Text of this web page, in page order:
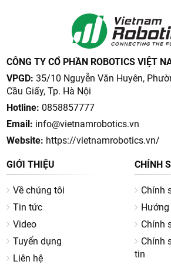
CÔNG TY CỔ PHẦN ROBOTICS VIỆT
VPGD: 35/10 Nguyễn Văn Huyên,
Cầu Giấy, Tp. Hà Nội
Hotline: 0858857777
Email: info@vietnamrobotics.vn
Website: https://vietnamrobotics.vn/
GIỚI THIỆU
Về chúng tôi
Tin tức
Video
Tuyển dụng
Liên hệ
CHÍNH
Chính
Chính
Chính
tin